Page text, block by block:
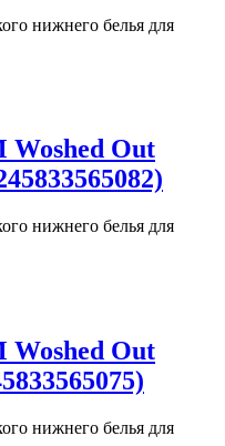
нижнего белья для
Out
нижнего белья для
Out
нижнего белья для